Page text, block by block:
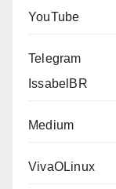
YouTube
Telegram
IssabelBR
Medium
VivaOLinux